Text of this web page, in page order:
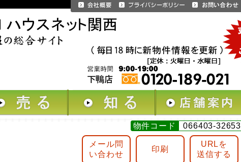
物件コード 066403-32653
URLを
送信する
印刷
メール問
い合わせ